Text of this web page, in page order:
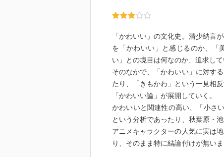
「かわいい」の文化史。清少納言
を「かわいい」と感じるのか、「
い」との境目は何なのか、追求して
そのなかで、「かわいい」に対す
たり、「きもかわ」という一見相
「かわいい論」が展開していく。
かわいいと関連性の高い、「小さ
という分析であったり、秋葉原・
アニメキャラクターの人気に実は
り、そのまま特に結論付けが無い